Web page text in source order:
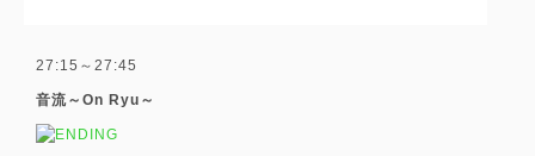
27:15～27:45
音流～On Ryu～